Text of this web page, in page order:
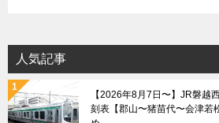
リ
ー
人気記事
【2026年8月7日〜】JR磐越
刻表【郡山〜猪苗代〜会津若